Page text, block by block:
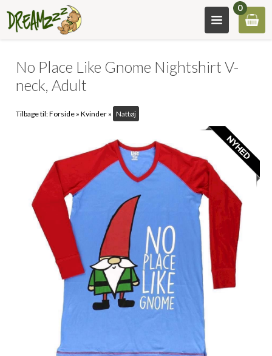
0
No Place Like Gnome Nightshirt V-
neck, Adult
Tilbage til:Forside »Kvinder » Nattøj